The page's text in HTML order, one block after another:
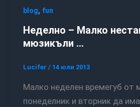
blog, fun
Неделно – Малко
мюзикъли …
Lucifer / 14 юли 2013
Малко неделен времегуб от мен … обещавам
понеделник и вторник да